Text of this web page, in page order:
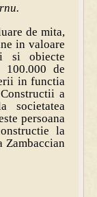
de mita,
in valoare
si obiecte
de
in functia
a
societatea
persoana
la
Zambaccian